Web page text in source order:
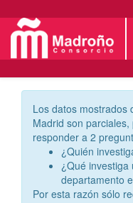
Los datos mostrados
Madrid son
responder a 2
¿Quién
¿Qué
departamento
Por esta razón sólo